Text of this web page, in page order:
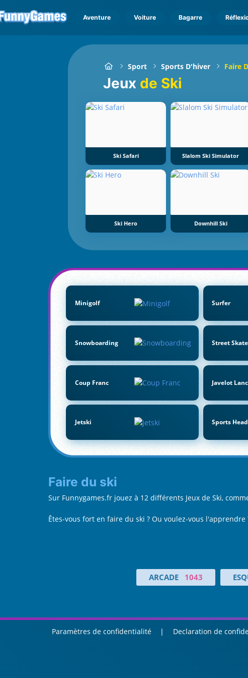
Aventure Voiture Bagarre
Sport Sports D'hiver Faire
Jeux de Ski
Ski Safari Slalom Ski Simulator
Ski Hero Downhill Ski
Minigolf Surfer
Snowboarding Street Skate
Coup Franc Javelot
Jetski Sports
Faire du ski
Sur Funnygames.fr jouez à 12 différents Jeux de Ski,
Êtes-vous fort en faire du ski ? Ou voulez-vous
ARCADE 1043
Paramètres de confidentialité Declaration de